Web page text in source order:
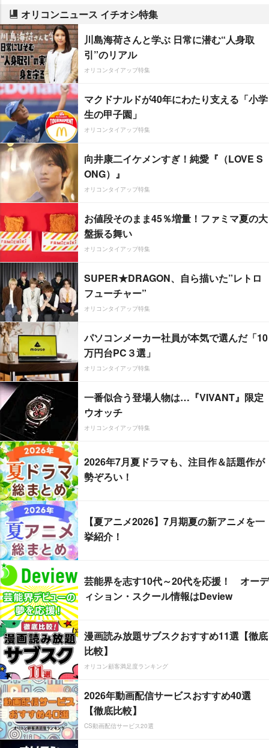
オリコンニュース イチオシ特集
川島海荷さんと学ぶ 日常に潜む“人身取
引”のリアル
オリコンタイアップ特集
マクドナルドが40年にわたり支える「小学
生の甲子園」
オリコンタイアップ特集
向井康二イケメンすぎ！純愛『（LOVE S
ONG）』
オリコンタイアップ特集
お値段そのまま45％増量！ファミマ夏の大
盤振る舞い
オリコンタイアップ特集
SUPER★DRAGON、自ら描いた”レトロ
フューチャー”
オリコンタイアップ特集
パソコンメーカー社員が本気で選んだ「10
万円台PC３選」
オリコンタイアップ特集
一番似合う登場人物は…『VIVANT』限定
ウオッチ
オリコンタイアップ特集
2026年7月夏ドラマも、注目作＆話題作が
勢ぞろい！
【夏アニメ2026】7月期夏の新アニメを一
挙紹介！
芸能界を志す10代～20代を応援！ オーデ
ィション・スクール情報はDeview
漫画読み放題サブスクおすすめ11選【徹底
比較】
オリコン顧客満足度ランキング
2026年動画配信サービスおすすめ40選
【徹底比較】
CS動画配信サービス20選